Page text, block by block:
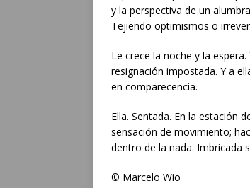
y la perspectiva de un
Tejiendo optimismos o
Le crece la noche y la
resignación impostada. Y a
en comparecencia.
Ella. Sentada. En la estación
sensación de movimiento;
dentro de la nada. Imbricada
© Marcelo Wio